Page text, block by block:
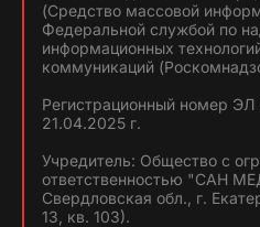
(Средство массовой
Федеральной службой по
информационных
коммуникаций
Регистрационный номер
21.04.2025 г.
Учредитель: Общество с
ответственностью "САН
Свердловская обл., г.
13, кв. 103).